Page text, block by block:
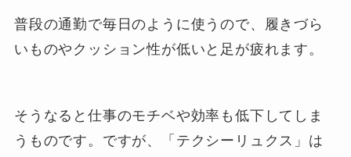
普段の通勤で毎日のように使うので、履きづら
いものやクッション性が低いと足が疲れます。
そうなると仕事のモチベや効率も低下してしま
うものです。ですが、「テクシーリュクス」は